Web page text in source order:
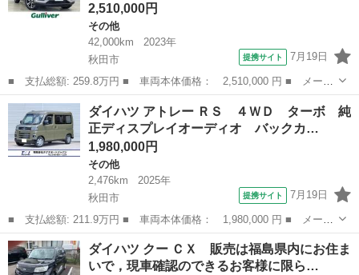
2,510,000円
その他
42,000km
2023年
秋田市
提携サイト 7月19日
■ 支払総額: 259.8万円 ■ 車両本体価格： 2,510,000 円 ■ メーカ
ー名： ダイハツ ■ 車種名： ロッキー ■ グレード名： プレミ
アムＧ ワンオーナー 寒冷地 純正ディスプレイオーディオ バッ
クカメラ...
秋田 秋田市 その他
ダイハツ アトレー ＲＳ ４ＷＤ ターボ 純
正ディスプレイオーディオ バックカ…
1,980,000円
その他
2,476km
2025年
秋田市
提携サイト 7月19日
■ 支払総額: 211.9万円 ■ 車両本体価格： 1,980,000 円 ■ メーカ
ー名： ダイハツ ■ 車種名： アトレー ■ グレード名： ＲＳ
４ＷＤ ターボ 純正ディスプレイオーディオ バックカメラ フル
セグＴＶ...
秋田 秋田市 その他
ダイハツ クー ＣＸ 販売は福島県内にお住ま
いで，現車確認のできるお客様に限ら…